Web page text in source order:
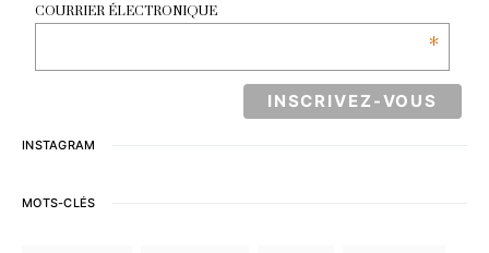
COURRIER ÉLECTRONIQUE
*
INSTAGRAM
MOTS-CLÉS